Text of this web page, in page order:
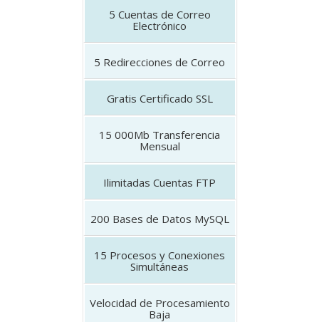
5 Cuentas de Correo
Electrónico
5 Redirecciones de Correo
Gratis Certificado SSL
15 000Mb Transferencia
Mensual
Ilimitadas Cuentas FTP
200 Bases de Datos MySQL
15 Procesos y Conexiones
Simultáneas
Velocidad de Procesamiento
Baja